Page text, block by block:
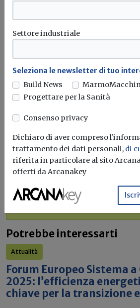
Idrogeno verde, una
l'energia del futuro. Ma
troppo caro
L'obiettivo crescita sostenibile è
momento...Leggi
Bonus elettrodomestici
spunta il nuovo
rendere la casa più
Il governo ha allo studio
bonus elettrodomestici, che...
Potrebbe interessarti
Attualità
Forum Europeo Sistema
2025: l’efficienza
chiave per la transizione
Settore industriale
Seleziona le newsletter di tuo
Build News
Progettare per la Sanità
Consenso privacy
Dichiaro di aver compreso
trattamento dei dati personali, di
riferita in particolare al sito
offerti da Arcanakey